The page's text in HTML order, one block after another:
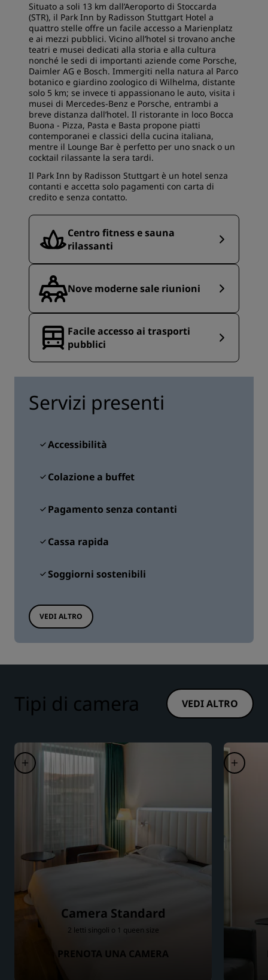
Situato a soli 13 km dall’Aeroporto di Stoccarda
(STR), il Park Inn by Radisson Stuttgart Hotel a
quattro stelle offre un facile accesso a Marienplatz
e ai mezzi pubblici. Vicino all’hotel si trovano anche
teatri e musei dedicati alla storia e alla cultura
nonché le sedi di importanti aziende come Porsche,
Daimler AG e Bosch. Immergiti nella natura al Parco
botanico e giardino zoologico di Wilhelma, distante
solo 5 km; se invece ti appassionano le auto, visita i
musei di Mercedes-Benz e Porsche, entrambi a
breve distanza dall’hotel. Il ristorante in loco Bocca
Buona - Pizza, Pasta e Basta propone piatti
contemporanei e classici della cucina italiana,
mentre il Lounge Bar è perfetto per uno snack o un
cocktail rilassante la sera tardi.
Il Park Inn by Radisson Stuttgart è un hotel senza
contanti e accetta solo pagamenti con carta di
credito e senza contatto.
Centro fitness e sauna
rilassanti
Nove moderne sale riunioni
Facile accesso ai trasporti
pubblici
Servizi presenti
Accessibilità
Colazione a buffet
Pagamento senza contanti
Cassa rapida
Soggiorni sostenibili
VEDI ALTRO
Tipi di camera VEDI ALTRO
Camera Standard
2 letti singoli o 1 queen size
PRENOTA UNA CAMERA